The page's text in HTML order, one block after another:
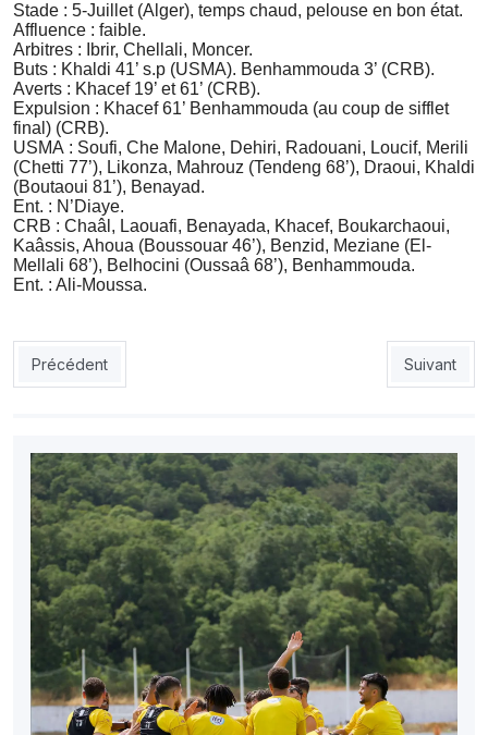
Stade : 5-Juillet (Alger), temps chaud, pelouse en bon état.
Affluence : faible.
Arbitres : Ibrir, Chellali, Moncer.
Buts : Khaldi 41’ s.p (USMA). Benhammouda 3’ (CRB).
Averts : Khacef 19’ et 61’ (CRB).
Expulsion : Khacef 61’ Benhammouda (au coup de sifflet
final) (CRB).
USMA : Soufi, Che Malone, Dehiri, Radouani, Loucif, Merili
(Chetti 77’), Likonza, Mahrouz (Tendeng 68’), Draoui, Khaldi
(Boutaoui 81’), Benayad.
Ent. : N’Diaye.
CRB : Chaâl, Laouafi, Benayada, Khacef, Boukarchaoui,
Kaâssis, Ahoua (Boussouar 46’), Benzid, Meziane (El-
Mellali 68’), Belhocini (Oussaâ 68’), Benhammouda.
Ent. : Ali-Moussa.
Article précédent : USMA 1 – CRB 1 : la Ligue des champions
Précédent Article
Suivant